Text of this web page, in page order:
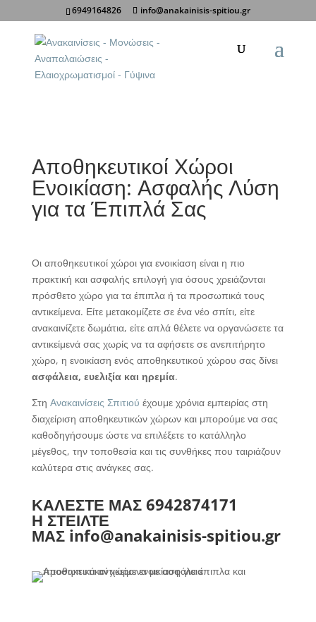
6949164826 info@anakainisis-spitiou.gr
Κοινοποίηση σε:
Αποθηκευτικοί Χώροι
Ενοικίαση: Ασφαλής Λύση
για τα Έπιπλά Σας
Οι αποθηκευτικοί χώροι για ενοικίαση είναι η πιο
πρακτική και ασφαλής επιλογή για όσους χρειάζονται
πρόσθετο χώρο για τα έπιπλα ή τα προσωπικά τους
αντικείμενα. Είτε μετακομίζετε σε ένα νέο σπίτι, είτε
ανακαινίζετε δωμάτια, είτε απλά θέλετε να οργανώσετε τα
αντικείμενά σας χωρίς να τα αφήσετε σε ανεπιτήρητο
χώρο, η ενοικίαση ενός αποθηκευτικού χώρου σας δίνει
ασφάλεια, ευελιξία και ηρεμία.
Στη Ανακαινίσεις Σπιτιού έχουμε χρόνια εμπειρίας στη
διαχείριση αποθηκευτικών χώρων και μπορούμε να σας
καθοδηγήσουμε ώστε να επιλέξετε το κατάλληλο
μέγεθος, την τοποθεσία και τις συνθήκες που ταιριάζουν
καλύτερα στις ανάγκες σας.
ΚΑΛΕΣΤΕ ΜΑΣ 6942874171
Η ΣΤΕΙΛΤΕ
ΜΑΣ info@anakainisis-spitiou.gr